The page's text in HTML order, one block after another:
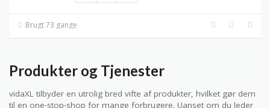
Brugt 73 gange
Produkter og Tjenester
vidaXL tilbyder en utrolig bred vifte af produkter, hvilket gør dem
til en one-stop-shop for mange forbrugere. Uanset om du leder